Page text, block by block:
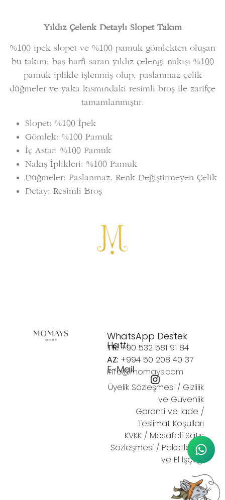
Yıldız Çelenk Detaylı Slopet Takım
%100 ipek slopet ve %100 pamuk gömlekten oluşan
bu takım; baş harfi saran yıldız çelengi nakışı %100
pamuk iplikle işlenmiş olup, paslanmaz çelik
düğmeler ve yaka kısmındaki resimli broş ile zarifçe
tamamlanmıştır.
Slopet: %100 İpek
Gömlek: %100 Pamuk
İç Astar: %100 Pamuk
Nakış İplikleri: %100 Pamuk
Düğmeler: Paslanmaz, Renk Değiştirmeyen Çelik
Detay: Resimli Broş
WhatsApp Destek
Hattı
TR: +90 532 581 91 84
AZ: +994 50 208 40 37
E-Mail
info@momays.com
Üyelik Sözleşmesi / Gizlilik
ve Güvenlik
Garanti ve İade /
Teslimat Koşulları
KVKK / Mesafeli Satış
Sözleşmesi / Paketleme
ve El İşçiliği